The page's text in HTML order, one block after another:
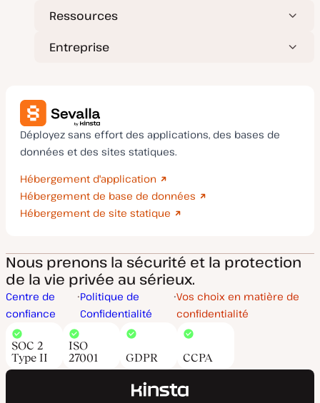
Ressources
Entreprise
Déployez sans effort des applications, des bases de
données et des sites statiques.
Hébergement d'application
Hébergement de base de données
Hébergement de site statique
Nous prenons la sécurité et la protection
de la vie privée au sérieux.
Centre de
confiance
Politique de
Confidentialité
Vos choix en matière de
confidentialité
SOC 2
Type II
ISO
27001
GDPR CCPA